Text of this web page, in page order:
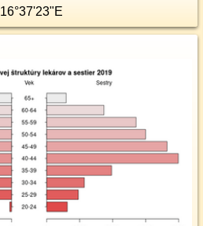
16°37'23"E